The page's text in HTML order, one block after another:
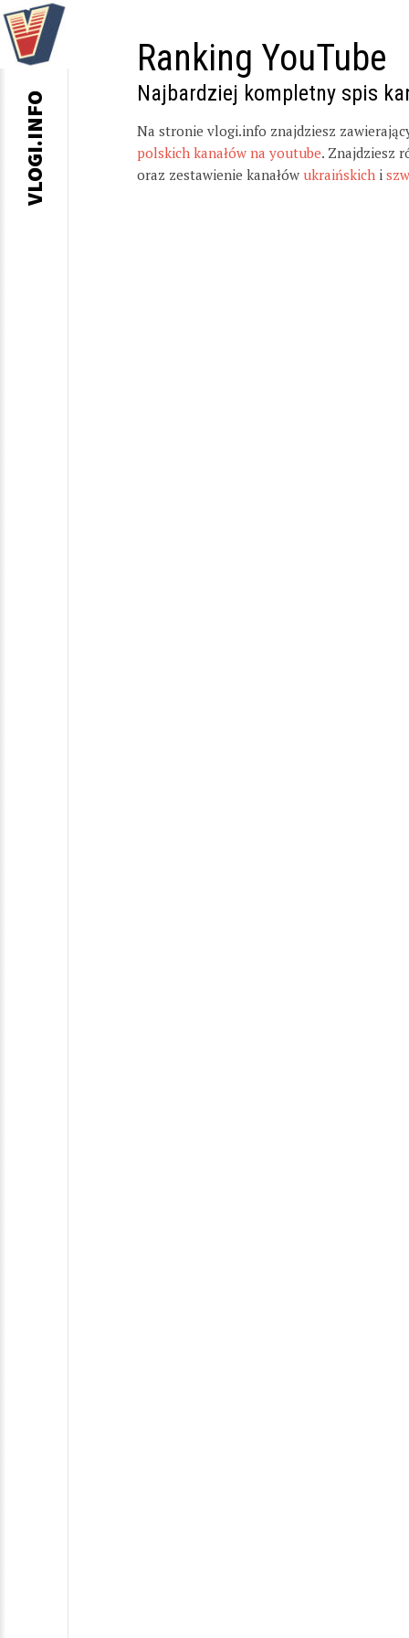
Ranking YouTube
Najbardziej kompletny spis
Na stronie vlogi.info znajdziesz
polskich kanałów na youtube. Znajdziesz
oraz zestawienie kanałów ukraińskich i
VLOGI.INFO